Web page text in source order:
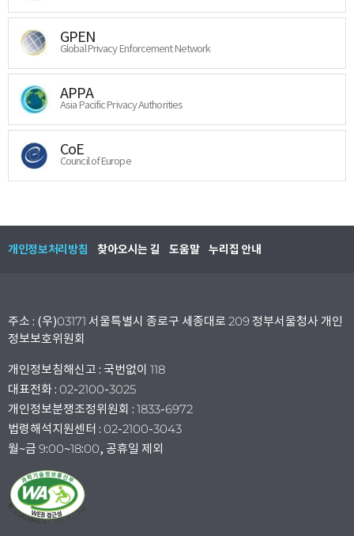
GPEN
Global Privacy Enforcement Network
APPA
Asia Pacific Privacy Authorities
CoE
Council of Europe
개인정보처리방침 찾아오시는 길 도움말 누리집 안내
주소 : (우)03171 서울특별시 종로구 세종대로 209 정부서울청사 개인
정보보호위원회
개인정보침해신고 : 국번없이 118
대표전화 : 02-2100-3025
개인정보분쟁조정위원회 : 1833-6972
법령해석지원센터 : 02-2100-3043
월~금 9:00~18:00, 공휴일 제외